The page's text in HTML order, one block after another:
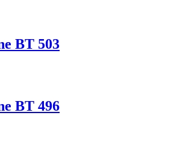
BT 503
BT 496